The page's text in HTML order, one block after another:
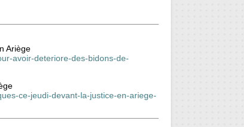
Ariège
avoir-deteriore-des-bidons-de-
ce-jeudi-devant-la-justice-en-ariege-